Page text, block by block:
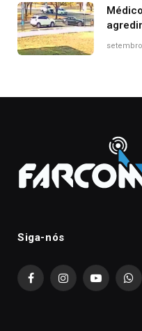
Siga-nós
FacebookInstagramYouTube